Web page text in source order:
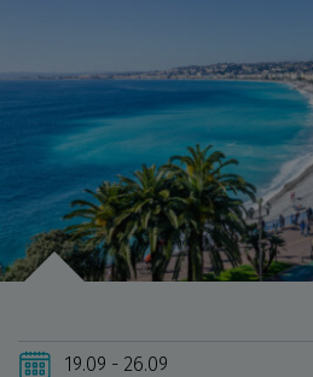
19.09 - 26.09